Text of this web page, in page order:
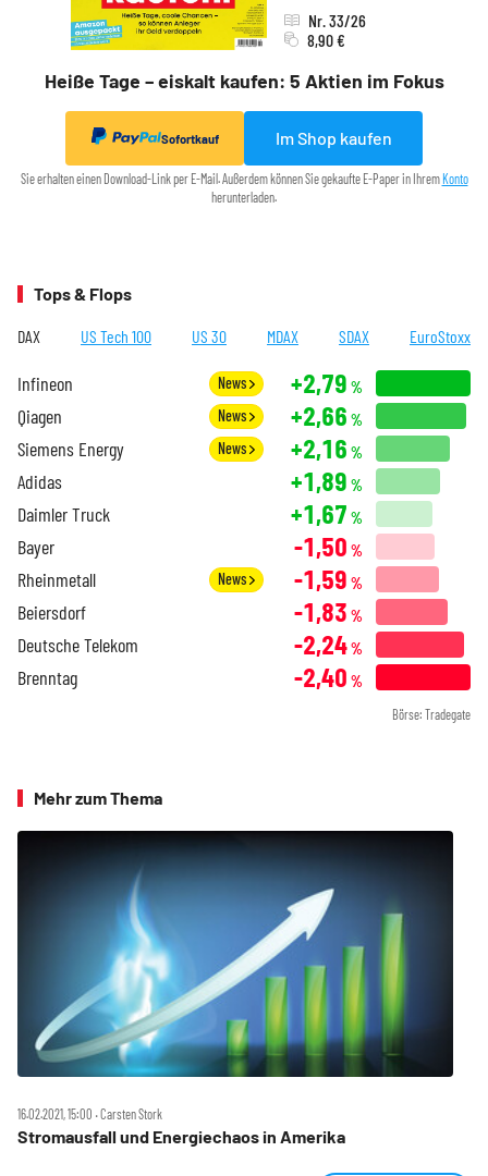
Heiße Tage – eiskalt kaufen: 5 Aktien im Fokus
Nr. 33/26
8,90 €
Sofortkauf Im Shop kaufen
Sie erhalten einen Download-Link per E-Mail. Außerdem können Sie gekaufte E-Paper in Ihrem Konto
herunterladen.
Tops & Flops
DAX US Tech 100 US 30 MDAX SDAX EuroStoxx
Infineon News +2,79 %
Qiagen News +2,66 %
Siemens Energy News +2,16 %
Adidas +1,89 %
Daimler Truck +1,67 %
Bayer -1,50 %
Rheinmetall News -1,59 %
Beiersdorf -1,83 %
Deutsche Telekom -2,24%
Brenntag -2,40 %
Börse: Tradegate
Mehr zum Thema
16.02.2021, 15:00 ‧ Carsten Stork
Stromausfall und Energiechaos in Amerika